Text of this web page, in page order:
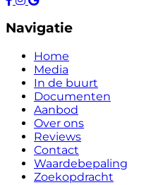
Navigatie
Home
Media
In de buurt
Documenten
Aanbod
Over ons
Reviews
Contact
Waardebepaling
Zoekopdracht